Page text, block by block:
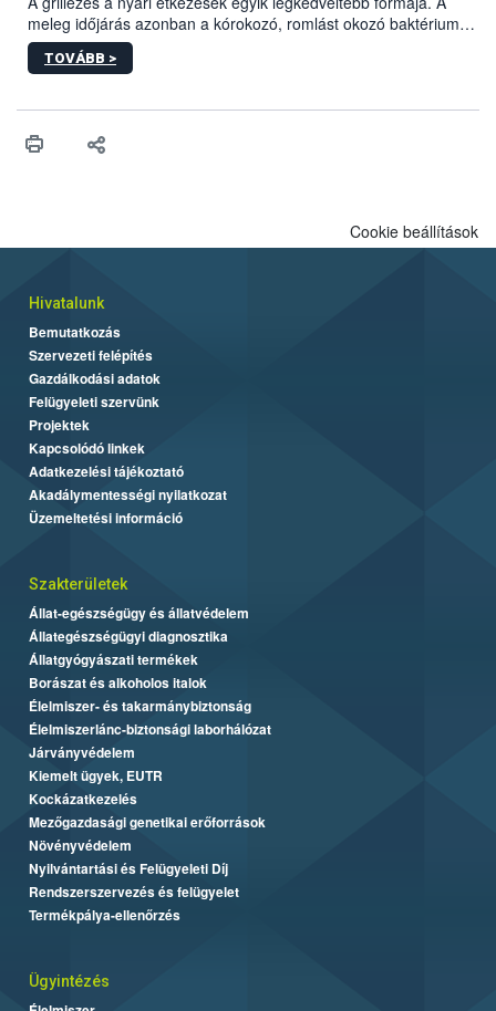
meleg időjárás azonban a kórokozó, romlást okozó baktériumok
gyorsabb szaporodásának is kedvez. A szabadtéri sütögetés
ezért nem csupán a megfelelő sütési technikáról szól: legalább
higiéniai szabályok betartása, a megfelelő hőkezelés, valamint a
biztonsági Hivatal (Nébih) Oktatási Programja összegyűjtötte a
TOVÁBB >
Cookie beállítások
Hivatalunk
Bemutatkozás
Szervezeti felépítés
Gazdálkodási adatok
Felügyeleti szervünk
Projektek
Kapcsolódó linkek
Adatkezelési tájékoztató
Akadálymentességi nyilatkozat
Üzemeltetési információ
Szakterületek
Állat-egészségügy és állatvédelem
Állategészségügyi diagnosztika
Állatgyógyászati termékek
Borászat és alkoholos italok
Élelmiszer- és takarmánybiztonság
Élelmiszerlánc-biztonsági laborhálózat
Járványvédelem
Kiemelt ügyek, EUTR
Kockázatkezelés
Mezőgazdasági genetikai erőforrások
Növényvédelem
Nyilvántartási és Felügyeleti Díj
Rendszerszervezés és felügyelet
Termékpálya-ellenőrzés
Ügyintézés